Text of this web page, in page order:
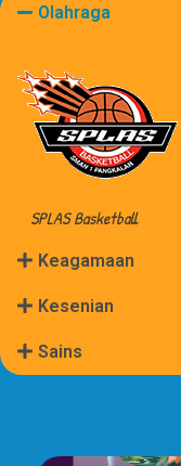
Olahraga
SPLAS Basketball
Keagamaan
Kesenian
Sains